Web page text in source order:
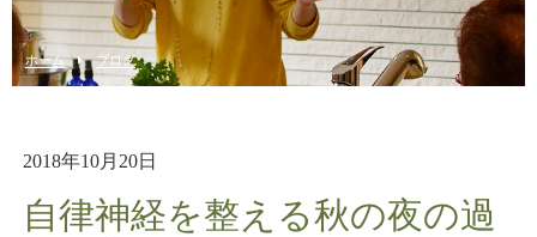
ホーム ブログ
2018年10月20日
自律神経を整える秋の夜の過